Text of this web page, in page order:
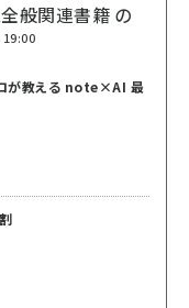
般関連書籍 の
19:00
が教える note×AI 最